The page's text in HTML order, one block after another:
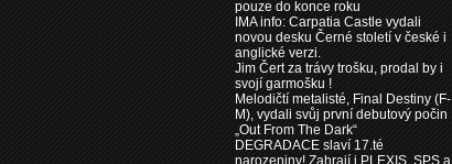
pouze do konce roku
IMA info: Carpatia Castle vydali
novou desku Černé století v české i
anglické verzi.
Jim Čert za trávy trošku, prodal by i
svojí garmošku !
Melodičtí metalisté, Final Destiny (F-
M), vydali svůj první debutový počin
„Out From The Dark“
DEGRADACE slaví 17.té
narozeniny! Zahrají i PLEXIS, SPS a